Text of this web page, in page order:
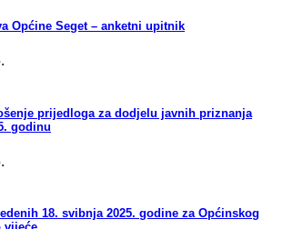
Općine Seget – anketni upitnik
prijedloga za dodjelu javnih priznanja
godinu
18. svibnja 2025. godine za Općinskog